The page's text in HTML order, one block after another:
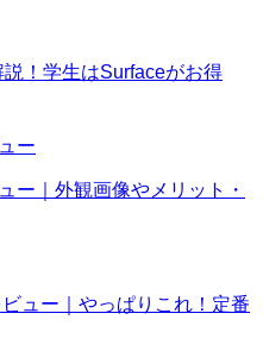
！学生はSurfaceがお得
ー｜外観画像やメリット・
ュー｜やっぱりこれ！定番